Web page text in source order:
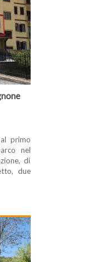
primo
nel
di
due